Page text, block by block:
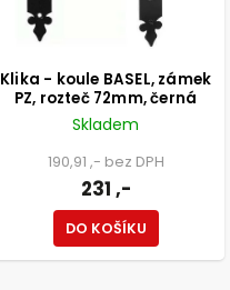
Klika - koule BASEL, zámek
PZ, rozteč 72mm, černá
Skladem
190,91 ,- bez DPH
231 ,-
DO KOŠÍKU